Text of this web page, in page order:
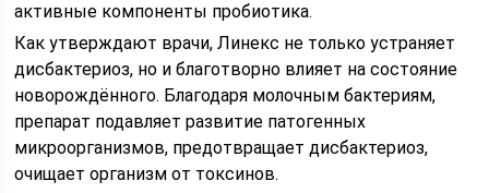
активные компоненты пробиотика.
Как утверждают врачи, Линекс не только устраняет
дисбактериоз, но и благотворно влияет на состояние
новорождённого. Благодаря молочным бактериям,
препарат подавляет развитие патогенных
микроорганизмов, предотвращает дисбактериоз,
очищает организм от токсинов.